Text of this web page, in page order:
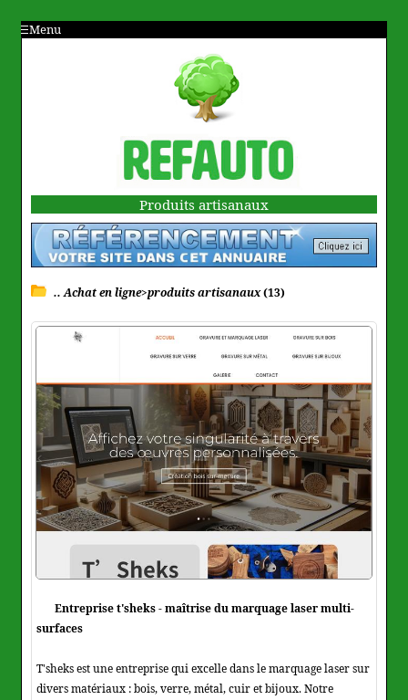
Menu
Produits artisanaux
.. Achat en ligne>produits artisanaux(13)
Entreprise t'sheks - maîtrise du marquage laser multi-
surfaces
T'sheks est une entreprise qui excelle dans le marquage laser sur
divers matériaux : bois, verre, métal, cuir et bijoux. Notre